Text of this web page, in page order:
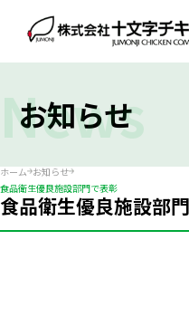
お知らせ
News
ホーム お知らせ
食品衛生優良施設部門で表彰
食品衛生優良施設部